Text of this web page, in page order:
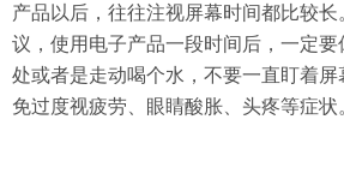
产品以后，往往注视屏幕时间都比较长
议，使用电子产品一段时间后，一定
处或者是走动喝个水，不要一直盯着
免过度视疲劳、眼睛酸胀、头疼等症状